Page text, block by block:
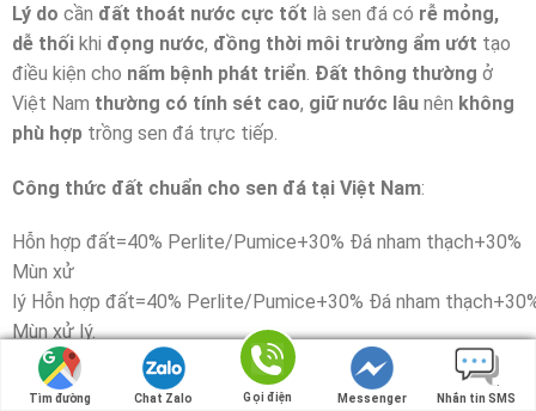
Lý do cần đất thoát nước cực tốt là sen đá có rễ mỏng,
dễ thối khi đọng nước, đồng thời môi trường ẩm ướt tạo
điều kiện cho nấm bệnh phát triển. Đất thông thường ở
Việt Nam thường có tính sét cao, giữ nước lâu nên không
phù hợp trồng sen đá trực tiếp.
Công thức đất chuẩn cho sen đá tại Việt Nam:
Hỗn hợp đất=40% Perlite/Pumice+30% Đá nham thạch+30%
Mùn xử
lý Hỗn hợp đất=40% Perlite/Pumice+30% Đá nham thạch+
Mùn xử lý.
Chi tiết từng thành phần
Tìm đường Chat Zalo Gọi điện Messenger Nhắn tin SMS
Tìm đường Chat Zalo Gọi điện Messenger Nhắn tin SMS